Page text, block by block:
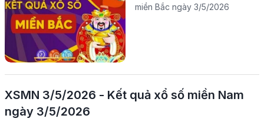
miền Bắc ngày 3/5/2026
XSMN 3/5/2026 - Kết quả xổ số miền Nam
ngày 3/5/2026